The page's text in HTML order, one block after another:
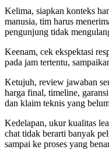
Kelima, siapkan konteks
manusia, tim harus
pengunjung tidak
Keenam, cek ekspektasi
pada jam tertentu,
Ketujuh, review jawaban
harga final, timeline,
dan klaim teknis yang
Kedelapan, ukur kualitas
chat tidak berarti banyak
sampai ke proses yang